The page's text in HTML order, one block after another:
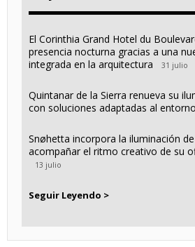
El Corinthia Grand Hotel du
presencia nocturna gracias a una
integrada en la arquitectura
31 julio
Quintanar de la Sierra renueva su
con soluciones adaptadas al
Snøhetta incorpora la iluminación
acompañar el ritmo creativo de su
13 julio
Seguir Leyendo >